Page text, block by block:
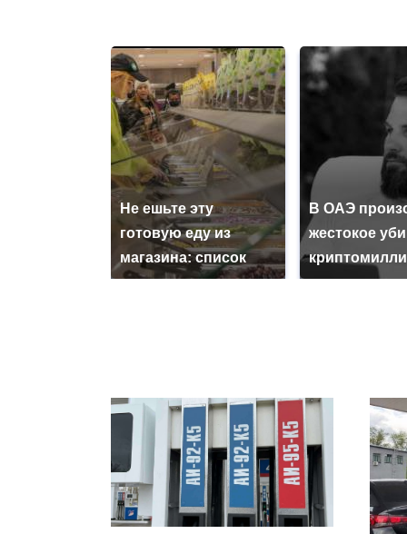
Не ешьте эту
готовую еду из
магазина: список
В ОАЭ
жестокое